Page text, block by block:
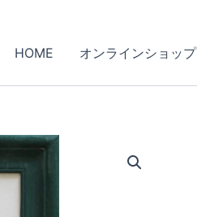
HOME オンラインショップ